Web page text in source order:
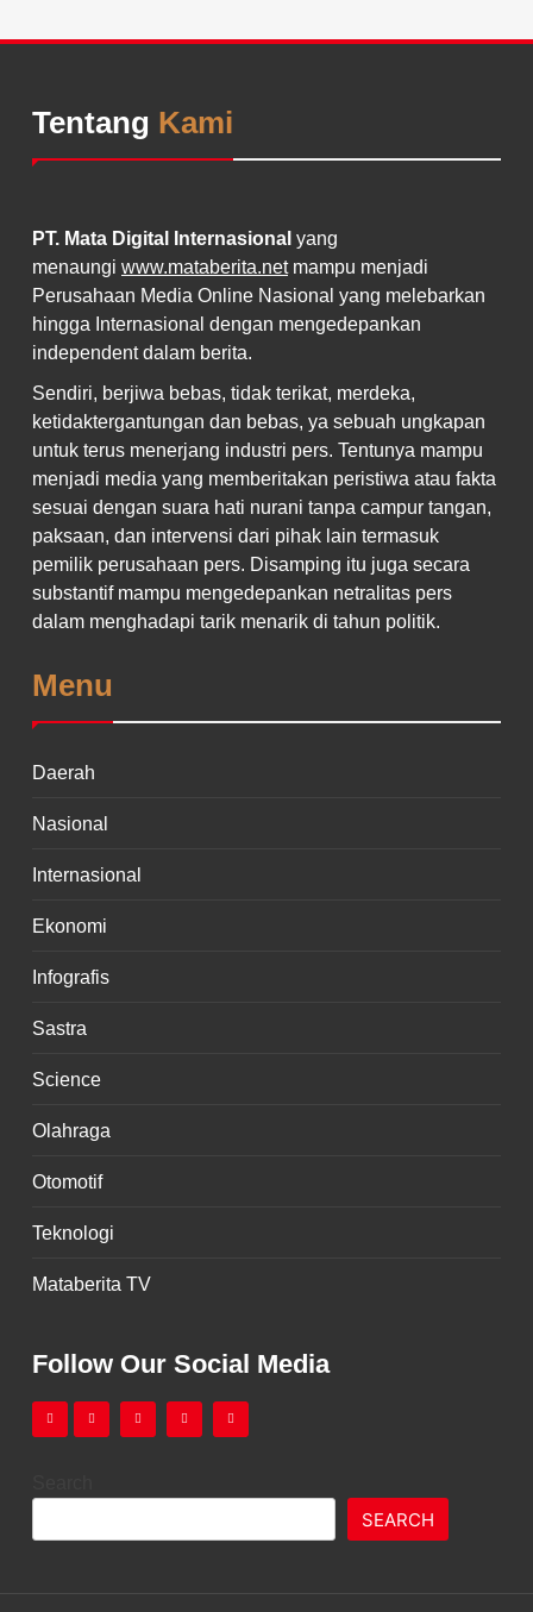
Tentang Kami
PT. Mata Digital Internasional yang
menaungi www.mataberita.netmampu menjadi
Perusahaan Media Online Nasional yang melebarkan
hingga Internasional dengan mengedepankan
independent dalam berita.
Sendiri, berjiwa bebas, tidak terikat, merdeka,
ketidaktergantungan dan bebas, ya sebuah ungkapan
untuk terus menerjang industri pers. Tentunya mampu
menjadi media yang memberitakan peristiwa atau fakta
sesuai dengan suara hati nurani tanpa campur tangan,
paksaan, dan intervensi dari pihak lain termasuk
pemilik perusahaan pers. Disamping itu juga secara
substantif mampu mengedepankan netralitas pers
dalam menghadapi tarik menarik di tahun politik.
Menu
Daerah
Nasional
Internasional
Ekonomi
Infografis
Sastra
Science
Olahraga
Otomotif
Teknologi
Mataberita TV
Follow Our Social Media
SEARCH